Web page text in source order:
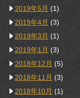
2019年5月 (1)
2019年4月 (3)
2019年3月 (1)
2019年1月 (3)
2018年12月 (5)
2018年11月 (3)
2018年10月 (1)